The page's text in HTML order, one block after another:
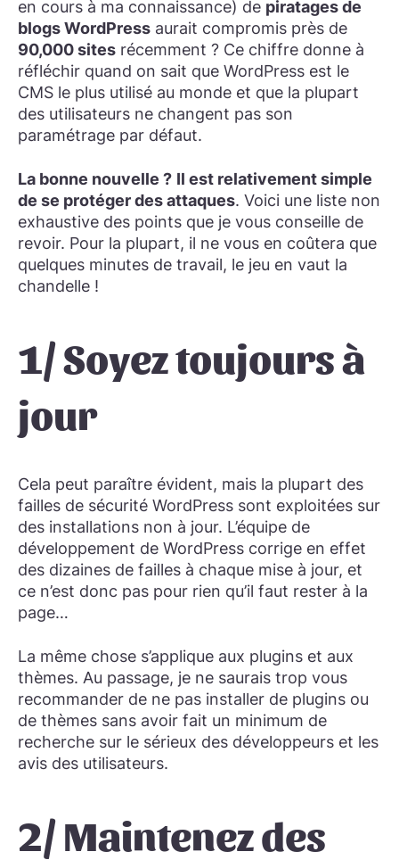
en cours à ma connaissance) de piratages de
blogs WordPress aurait compromis près de
90,000 sites récemment ? Ce chiffre donne à
réfléchir quand on sait que WordPress est le
CMS le plus utilisé au monde et que la plupart
des utilisateurs ne changent pas son
paramétrage par défaut.
La bonne nouvelle ? Il est relativement simple
de se protéger des attaques. Voici une liste non
exhaustive des points que je vous conseille de
revoir. Pour la plupart, il ne vous en coûtera que
quelques minutes de travail, le jeu en vaut la
chandelle !
1/ Soyez toujours à
jour
Cela peut paraître évident, mais la plupart des
failles de sécurité WordPress sont exploitées sur
des installations non à jour. L’équipe de
développement de WordPress corrige en effet
des dizaines de failles à chaque mise à jour, et
ce n’est donc pas pour rien qu’il faut rester à la
page…
La même chose s’applique aux plugins et aux
thèmes. Au passage, je ne saurais trop vous
recommander de ne pas installer de plugins ou
de thèmes sans avoir fait un minimum de
recherche sur le sérieux des développeurs et les
avis des utilisateurs.
2/ Maintenez des